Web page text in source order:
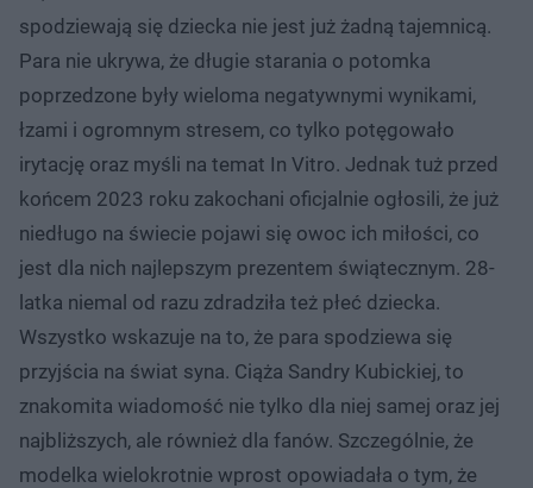
spodziewają się dziecka nie jest już żadną tajemnicą.
Para nie ukrywa, że długie starania o potomka
poprzedzone były wieloma negatywnymi wynikami,
łzami i ogromnym stresem, co tylko potęgowało
irytację oraz myśli na temat In Vitro. Jednak tuż przed
końcem 2023 roku zakochani oficjalnie ogłosili, że już
niedługo na świecie pojawi się owoc ich miłości, co
jest dla nich najlepszym prezentem świątecznym. 28-
latka niemal od razu zdradziła też płeć dziecka.
Wszystko wskazuje na to, że para spodziewa się
przyjścia na świat syna. Ciąża Sandry Kubickiej, to
znakomita wiadomość nie tylko dla niej samej oraz jej
najbliższych, ale również dla fanów. Szczególnie, że
modelka wielokrotnie wprost opowiadała o tym, że